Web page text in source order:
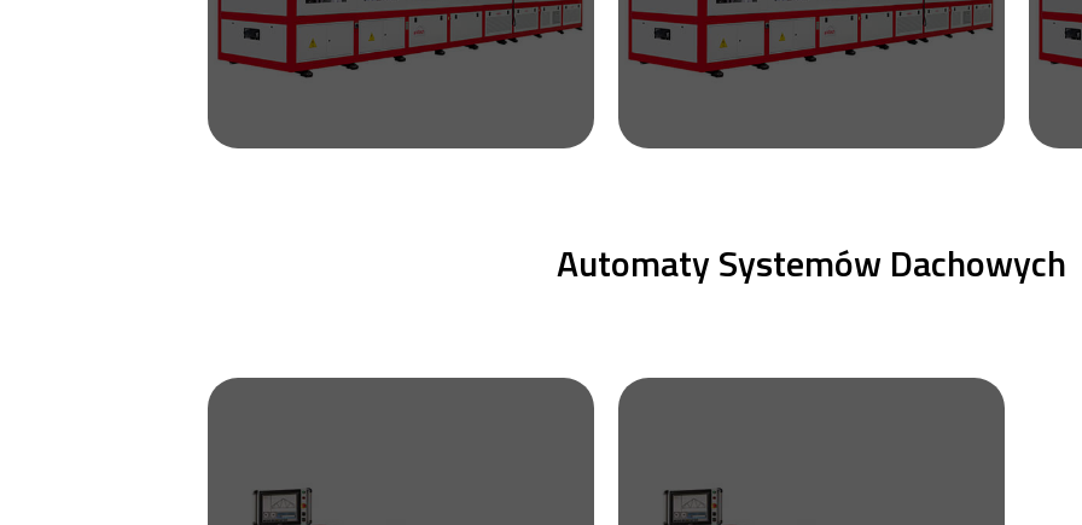
Automaty Systemów Dachowych